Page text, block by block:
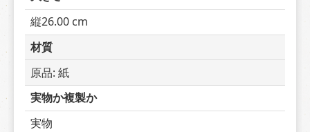
縦26.00 cm
材質
原品: 紙
実物か複製か
実物